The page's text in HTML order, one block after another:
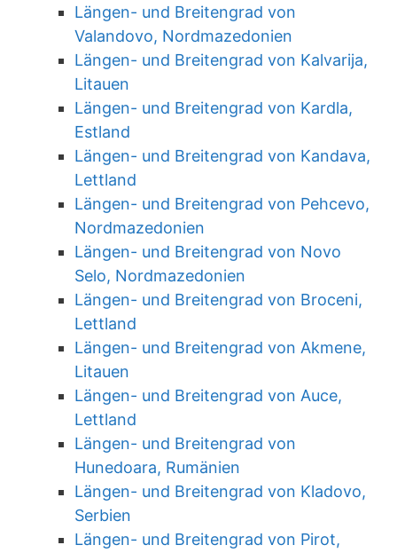
Längen- und Breitengrad von
Valandovo, Nordmazedonien
Längen- und Breitengrad von Kalvarija,
Litauen
Längen- und Breitengrad von Kardla,
Estland
Längen- und Breitengrad von Kandava,
Lettland
Längen- und Breitengrad von Pehcevo,
Nordmazedonien
Längen- und Breitengrad von Novo
Selo, Nordmazedonien
Längen- und Breitengrad von Broceni,
Lettland
Längen- und Breitengrad von Akmene,
Litauen
Längen- und Breitengrad von Auce,
Lettland
Längen- und Breitengrad von
Hunedoara, Rumänien
Längen- und Breitengrad von Kladovo,
Serbien
Längen- und Breitengrad von Pirot,